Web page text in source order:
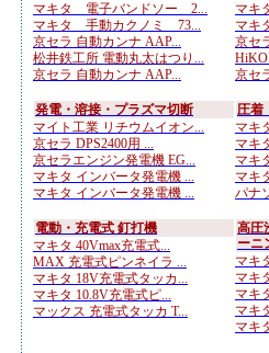
マキタ 電子バンドソー 2...
マキタ 手動カクノミ 73...
京セラ 自動カンナ AAP...
松井鉄工所 電動丸太はつり...
京セラ 自動カンナ AAP...
マキ
マキ
京セ
京セ
発電・溶接・プラズマ切断
マイト工業 リチウムイオン...
京セラ DPS2400用 ...
京セラエンジン発電機 EG...
マキタ インバータ発電機 ...
マキタ インバータ発電機 ...
圧着
マキ
マキ
マキ
マキ
パナ
電動・充電式 釘打機
マキタ 40Vmax充電式...
MAX 充電式ピンネイラ ...
マキタ 18V充電式タッカ...
マキタ 10.8V充電式ピ...
マックス 充電式タッカ T...
高圧
ーニ
マキ
マキ
マキ
マキ
マキ